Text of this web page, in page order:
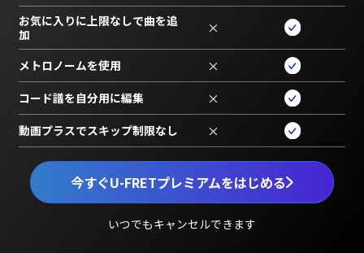
今すぐU-FRETプレミアムをはじめる
いつでもキャンセルできます
お気に入りに上限なしで曲を追
加
×
メトロノームを使用 ×
コード譜を自分用に編集 ×
動画プラスでスキップ制限なし ×